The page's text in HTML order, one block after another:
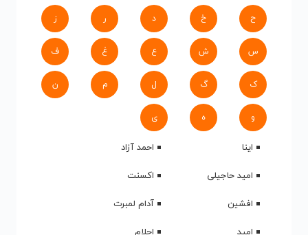
ح خ د ر ز
س ش ع غ ف
ک گ ل م ن
و ه ی
اینا
احمد آزاد
امید حاجیلی
اکسنت
افشین
آدام لمبرت
امید
احلام